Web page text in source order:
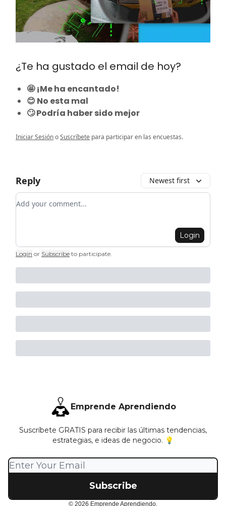
¿Te ha gustado el email de hoy?
🤩 ¡Me ha encantado!
😊 No esta mal
🙄 Podría haber sido mejor
Iniciar SesiónoSuscríbete para participar en las encuestas.
Reply Newest first
Add your comment
Login
Login or Subscribe to participate
Emprende Aprendiendo
Suscríbete GRATIS para recibir las últimas tendencias,
estrategias, e ideas de negocio. 💡
© 2026 Emprende Aprendiendo.